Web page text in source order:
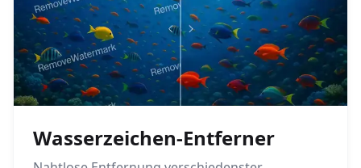
Wasserzeichen-Entferner